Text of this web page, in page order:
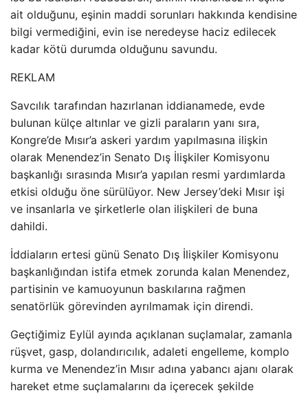
ait olduğunu, eşinin maddi sorunları hakkında kendisine
bilgi vermediğini, evin ise neredeyse haciz edilecek
kadar kötü durumda olduğunu savundu.
REKLAM
Savcılık tarafından hazırlanan iddianamede, evde
bulunan külçe altınlar ve gizli paraların yanı sıra,
Kongre’de Mısır’a askeri yardım yapılmasına ilişkin
olarak Menendez’in Senato Dış İlişkiler Komisyonu
başkanlığı sırasında Mısır’a yapılan resmi yardımlarda
etkisi olduğu öne sürülüyor. New Jersey’deki Mısır işi
ve insanlarla ve şirketlerle olan ilişkileri de buna
dahildi.
İddiaların ertesi günü Senato Dış İlişkiler Komisyonu
başkanlığından istifa etmek zorunda kalan Menendez,
partisinin ve kamuoyunun baskılarına rağmen
senatörlük görevinden ayrılmamak için direndi.
Geçtiğimiz Eylül ayında açıklanan suçlamalar, zamanla
rüşvet, gasp, dolandırıcılık, adaleti engelleme, komplo
kurma ve Menendez’in Mısır adına yabancı ajanı olarak
hareket etme suçlamalarını da içerecek şekilde